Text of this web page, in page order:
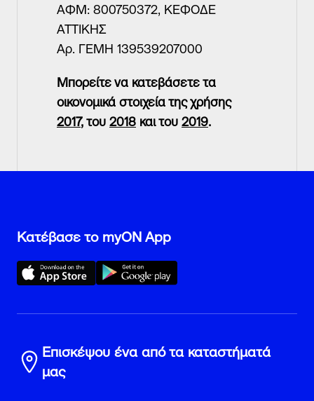
ΑΦΜ: 800750372, ΚΕΦΟΔΕ
ΑΤΤΙΚΗΣ
Αρ. ΓΕΜΗ 139539207000
Μπορείτε να κατεβάσετε τα
οικονομικά στοιχεία της χρήσης
2017, του 2018 και του 2019.
Κατέβασε το myON App
Επισκέψου ένα από τα καταστήματά
μας